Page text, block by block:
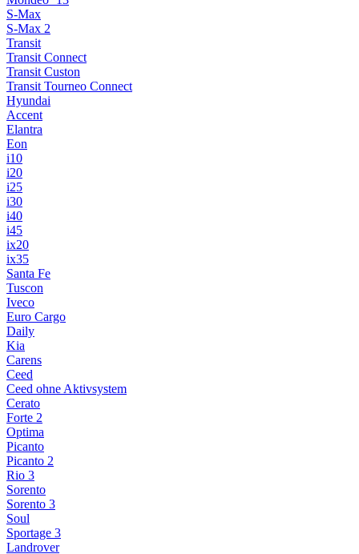
S-Max
S-Max 2
Transit
Transit Connect
Transit Custon
Transit Tourneo Connect
Hyundai
Accent
Elantra
Eon
i10
i20
i25
i30
i40
i45
ix20
ix35
Santa Fe
Tuscon
Iveco
Euro Cargo
Daily
Kia
Carens
Ceed
Ceed ohne Aktivsystem
Cerato
Forte 2
Optima
Picanto
Picanto 2
Rio 3
Sorento
Sorento 3
Soul
Sportage 3
Landrover